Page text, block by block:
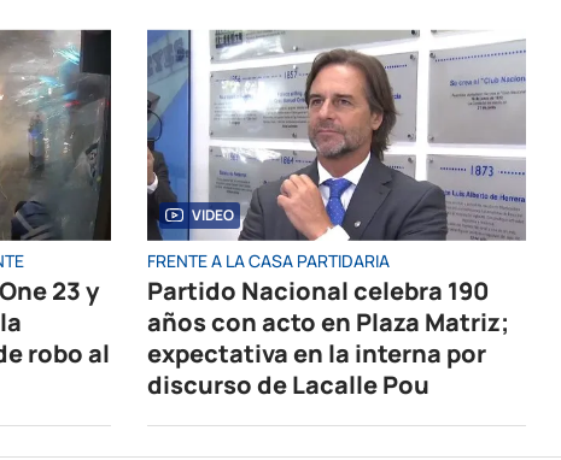
23 y
robo al
VIDEO
FRENTE A LA CASA PARTIDARIA
Partido Nacional celebra 190
años con acto en Plaza Matriz;
expectativa en la interna por
discurso de Lacalle Pou